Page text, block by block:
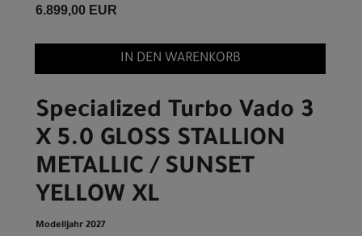
6.899,00 EUR
IN DEN WARENKORB
Specialized Turbo Vado 3
X 5.0 GLOSS STALLION
METALLIC / SUNSET
YELLOW XL
Modelljahr 2027